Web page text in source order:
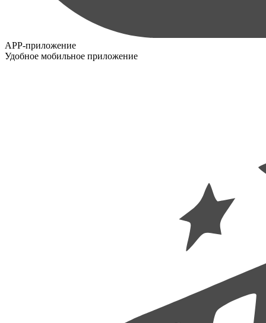
APP-приложение
Удобное мобильное приложение